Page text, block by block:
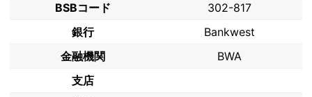
BSBコード
302-817
銀行
Bankwest
金融機関
BWA
支店